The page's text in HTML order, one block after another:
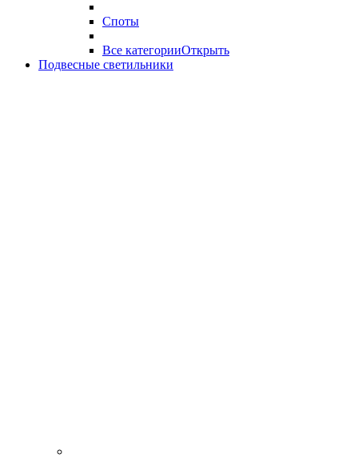
Споты
Все категорииОткрыть
Подвесные светильники